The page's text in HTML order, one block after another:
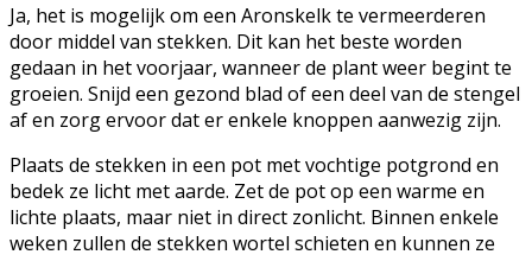
Ja, het is mogelijk om een Aronskelk te vermeerderen
door middel van stekken. Dit kan het beste worden
gedaan in het voorjaar, wanneer de plant weer begint te
groeien. Snijd een gezond blad of een deel van de stengel
af en zorg ervoor dat er enkele knoppen aanwezig zijn.
Plaats de stekken in een pot met vochtige potgrond en
bedek ze licht met aarde. Zet de pot op een warme en
lichte plaats, maar niet in direct zonlicht. Binnen enkele
weken zullen de stekken wortel schieten en kunnen ze